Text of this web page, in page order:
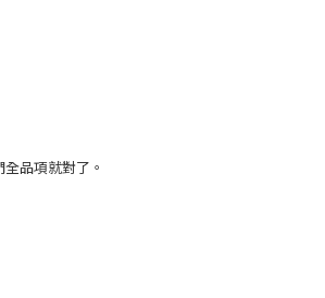
品項就對了。